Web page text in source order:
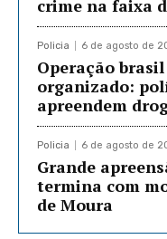
crime na faixa
Policia 6 de agosto de
Operação
organizado:
apreendem
Policia 6 de agosto de
Grande
termina com
de Moura